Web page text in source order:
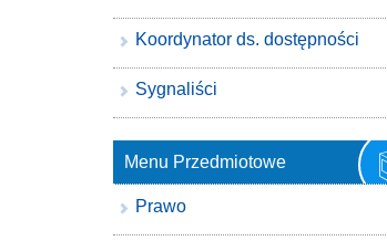
Koordynator ds. dostępności
Sygnaliści
Menu Przedmiotowe
Prawo